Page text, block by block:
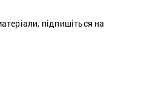
підпишіться на